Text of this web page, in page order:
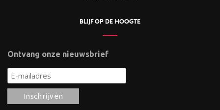
BLIJF OP DE HOOGTE
Ontvang onze nieuwsbrief